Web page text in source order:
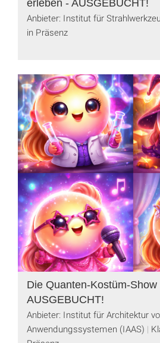
erleben - AUSGEBUCHT!
Anbieter: Institut für
in Präsenz
Die Quanten-Kostüm-Show
AUSGEBUCHT!
Anbieter: Institut für Architektur
Anwendungssystemen (IAAS)